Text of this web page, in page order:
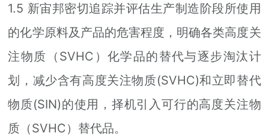
1.5 新宙邦密切追踪并评估生产制造阶段所使用
的化学原料及产品的危害程度，明确各类高度关
注物质（SVHC）化学品的替代与逐步淘汰计
划，减少含有高度关注物质(SVHC)和立即替代
物质(SIN)的使用，择机引入可行的高度关注物
质（SVHC）替代品。